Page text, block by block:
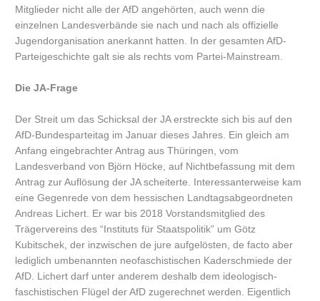
Mitglieder nicht alle der AfD angehörten, auch wenn die
einzelnen Landesverbände sie nach und nach als offizielle
Jugendorganisation anerkannt hatten. In der gesamten AfD-
Parteigeschichte galt sie als rechts vom Partei-Mainstream.
Die JA-Frage
Der Streit um das Schicksal der JA erstreckte sich bis auf den
AfD-Bundesparteitag im Januar dieses Jahres. Ein gleich am
Anfang eingebrachter Antrag aus Thüringen, vom
Landesverband von Björn Höcke, auf Nichtbefassung mit dem
Antrag zur Auflösung der JA scheiterte. Interessanterweise kam
eine Gegenrede von dem hessischen Landtagsabgeordneten
Andreas Lichert. Er war bis 2018 Vorstandsmitglied des
Trägervereins des “Instituts für Staatspolitik” um Götz
Kubitschek, der inzwischen de jure aufgelösten, de facto aber
lediglich umbenannten neofaschistischen Kaderschmiede der
AfD. Lichert darf unter anderem deshalb dem ideologisch-
faschistischen Flügel der AfD zugerechnet werden. Eigentlich